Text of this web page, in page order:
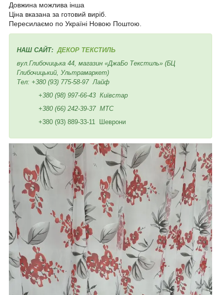
Довжина можлива інша
Ціна вказана за готовий виріб.
Пересилаємо по Україні Новою Поштою.
НАШ САЙТ: ДЕКОР ТЕКСТИЛЬ
вул.Глибочицька 44, магазин «ДжаБо Текстиль» (БЦ
Глибочицький, Ультрамаркет)
Тел: +380 (93) 775-58-97 Лайф
+380 (98) 997-66-43 Київстар
+380 (66) 242-39-37 МТС
+380 (93) 889-33-11 Шеврони